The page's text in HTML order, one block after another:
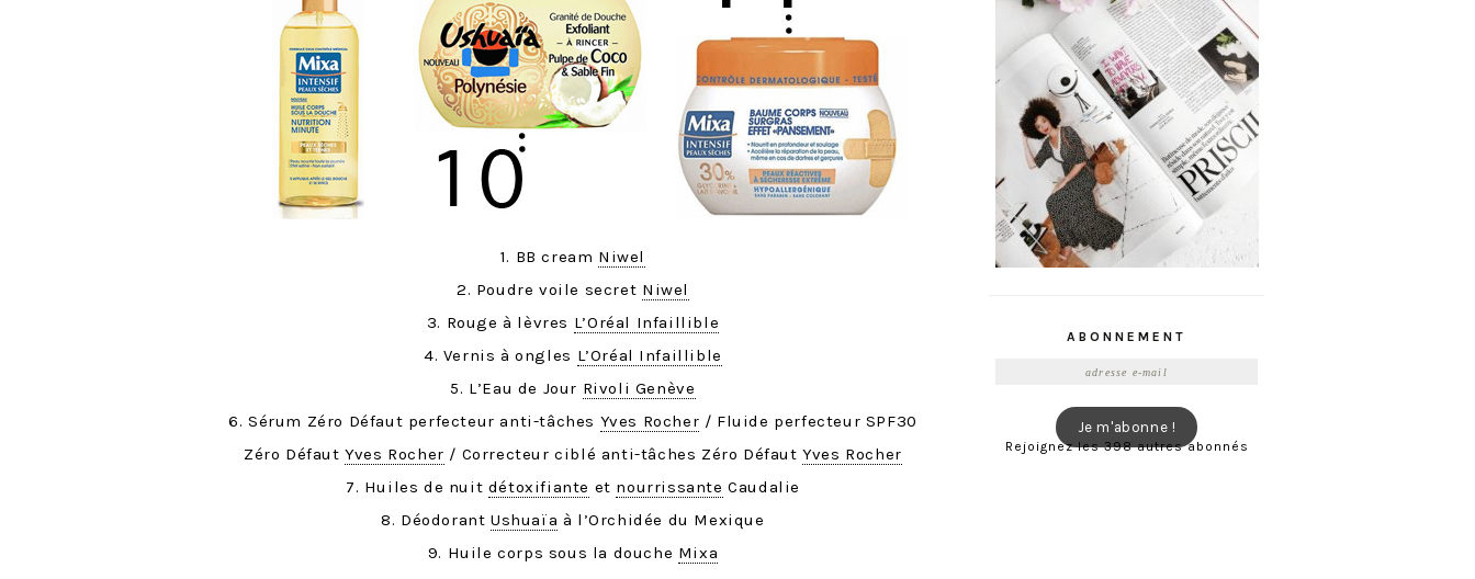
1. BB cream Niwel
2. Poudre voile secret Niwel
3. Rouge à lèvres L’Oréal Infaillible
4. Vernis à ongles L’Oréal Infaillible
5. L’Eau de Jour Rivoli Genève
6. Sérum Zéro Défaut perfecteur anti-tâches Yves Rocher / Fluide perfecteur SPF30
Zéro DéfautYves Rocher / Correcteur ciblé anti-tâches Zéro DéfautYves Rocher
7. Huiles de nuit détoxifiante et nourrissante Caudalie
8. DéodorantUshuaïa à l’Orchidée du Mexique
9. Huile corps sous la douche Mixa
ABONNEMENT
Je m'abonne !
Rejoignez les 398 autres abonnés